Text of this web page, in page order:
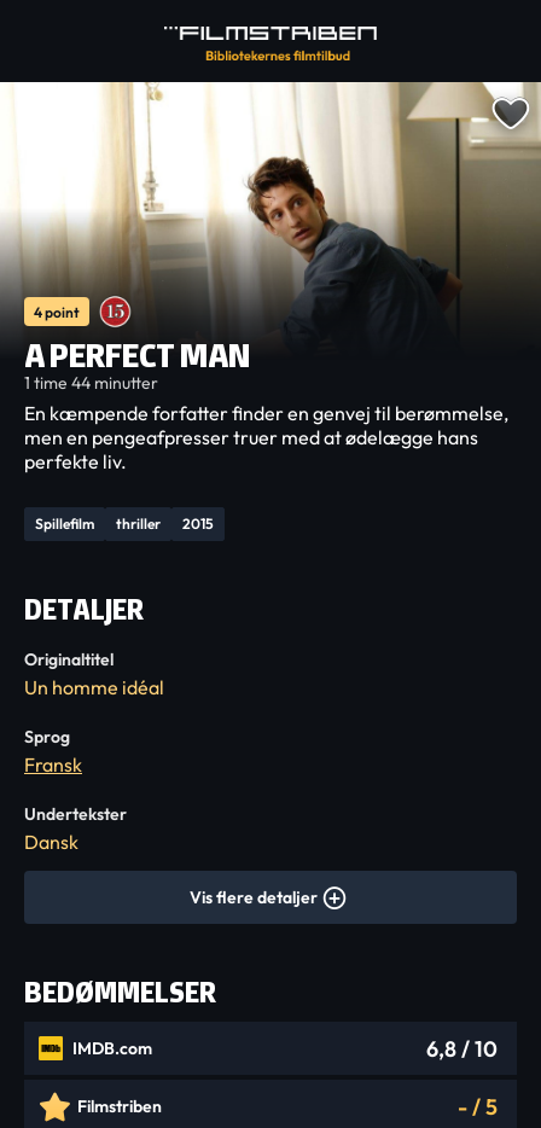
4 point
A PERFECT MAN
1 time 44 minutter
Spillefilm thriller 2015
En kæmpende forfatter finder en genvej til berømmelse,
men en pengeafpresser truer med at ødelægge hans
perfekte liv.
DETALJER
Originaltitel
Un homme idéal
Sprog
Fransk
Undertekster
Dansk
Vis flere detaljer
BEDØMMELSER
IMDB.com 6,8/ 10
Filmstriben -/5